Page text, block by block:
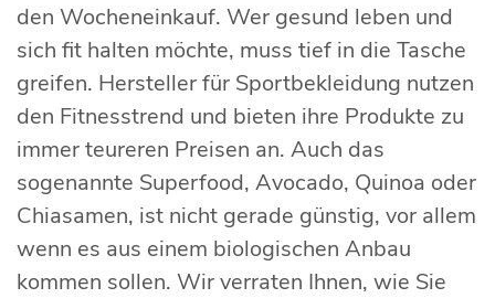
den Wocheneinkauf. Wer gesund leben und
sich fit halten möchte, muss tief in die Tasche
greifen. Hersteller für Sportbekleidung nutzen
den Fitnesstrend und bieten ihre Produkte zu
immer teureren Preisen an. Auch das
sogenannte Superfood, Avocado, Quinoa oder
Chiasamen, ist nicht gerade günstig, vor allem
wenn es aus einem biologischen Anbau
kommen sollen. Wir verraten Ihnen, wie Sie